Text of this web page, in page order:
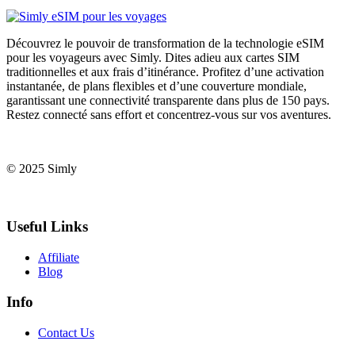
Découvrez le pouvoir de transformation de la technologie eSIM
pour les voyageurs avec Simly. Dites adieu aux cartes SIM
traditionnelles et aux frais d’itinérance. Profitez d’une activation
instantanée, de plans flexibles et d’une couverture mondiale,
garantissant une connectivité transparente dans plus de 150 pays.
Restez connecté sans effort et concentrez-vous sur vos aventures.
© 2025 Simly
Useful Links
Affiliate
Blog
Info
Contact Us